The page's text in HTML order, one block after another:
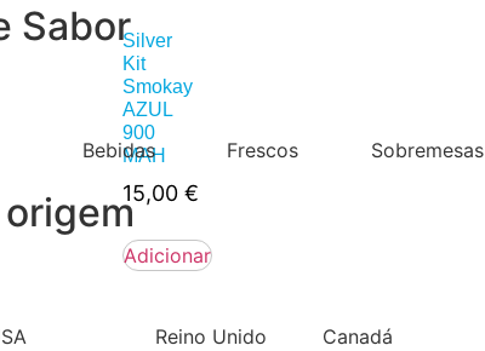
Sabor
Bebidas Frescos Sobremesas
Reino Unido Canadá
Silver
Kit
Smokay
AZUL
900
MAH
15,00 €
Adicionar